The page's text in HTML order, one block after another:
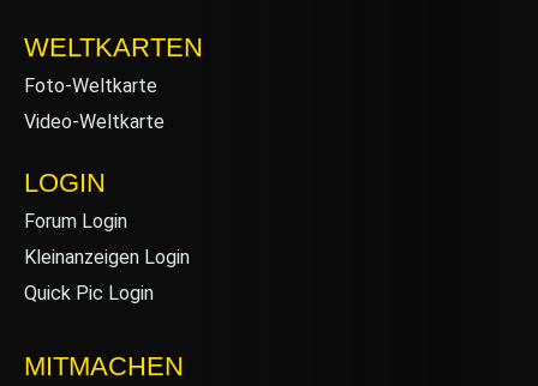
WELTKARTEN
Foto-Weltkarte
Video-Weltkarte
LOGIN
Forum Login
Kleinanzeigen Login
Quick Pic Login
MITMACHEN